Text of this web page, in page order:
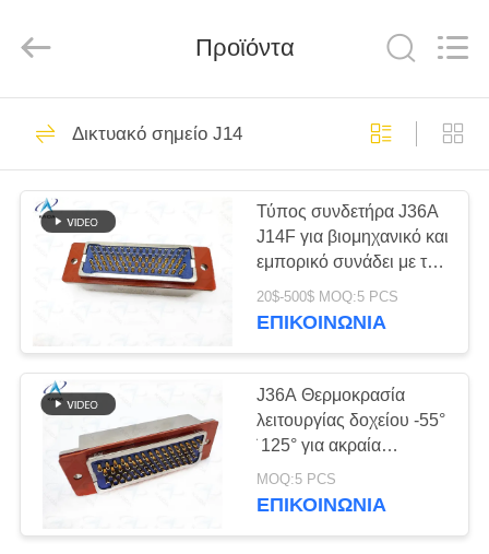
ΣΠΊΤΙ
ΠΡΟΪΌΝΤΑ
ΣΧΕΤΙΚΆ
ΕΠΙΣΚΕΨΉ
ΕΡΓΟΣΤΑΣΊΟΥ
ΈΛΕΓΧΟΣ
ΠΟΙΌΤΗΤΑΣ
HOLDING
LIMITED.
Η σειρά MIL-DTL-
38999
163
Σειρά MIL-DTL-
26482
70
Προϊόντα
Δικτυακό σημείο J14
Τύπος συνδετήρα J36A
J14F για βιομηχανικό και
εμπορικό συνάδει με το
κινεζικό στρατιωτικό
πρότυπο συνδετήρα
20$-500$ MOQ:5 PCS
ΕΠΙΚΟΙΝΩΝΊΑ
J36A Θερμοκρασία
λειτουργίας δοχείου -55°
̇ 125° για ακραία
περιβάλλοντα σε
βιομηχανικό περιβάλλον
MOQ:5 PCS
ΕΠΙΚΟΙΝΩΝΊΑ